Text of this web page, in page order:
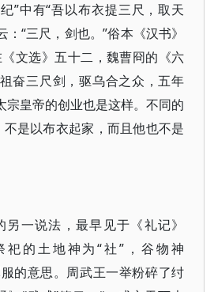
”中有“吾以布衣提三尺，取天
“三尺，剑也。”俗本《汉书》
文选》五十二，魏曹冏的《六
奋三尺剑，驱乌合之众，五年
宗皇帝的创业也是这样。不同的
是以布衣起家，而且他也不是
另一说法，最早见于《礼记》
祀的土地神为“社”，谷物神
服的意思。周武王一举粉碎了纣